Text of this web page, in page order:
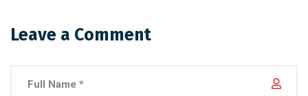
Leave a Comment